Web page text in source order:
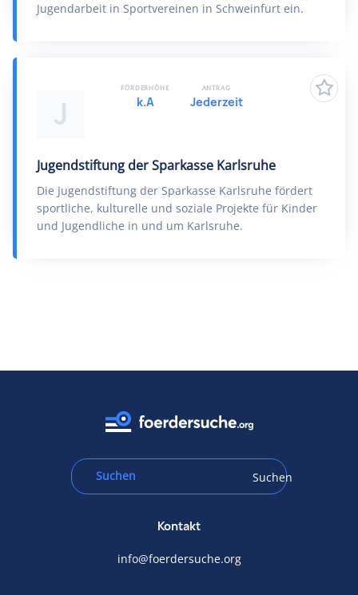
Jugendarbeit in Sportvereinen in Schweinfurt ein.
J
Jugendstiftung der Sparkasse Karlsruhe
Die Jugendstiftung der Sparkasse Karlsruhe fördert
sportliche, kulturelle und soziale Projekte für Kinder
und Jugendliche in und um Karlsruhe.
FÖRDERHÖHE
k.A
ANTRAG
Jederzeit
Suchen
Kontakt
info@foerdersuche.org